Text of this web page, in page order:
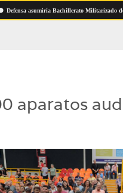
asumiría Bachillerato Militarizado de
aparatos